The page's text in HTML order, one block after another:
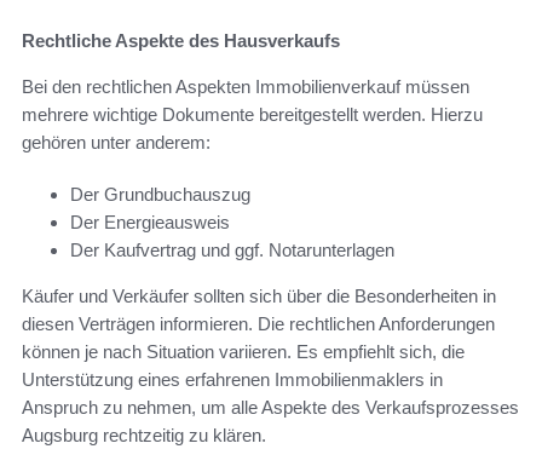
Rechtliche Aspekte des Hausverkaufs
Bei den rechtlichen Aspekten Immobilienverkauf müssen
mehrere wichtige Dokumente bereitgestellt werden. Hierzu
gehören unter anderem:
Der Grundbuchauszug
Der Energieausweis
Der Kaufvertrag und ggf. Notarunterlagen
Käufer und Verkäufer sollten sich über die Besonderheiten in
diesen Verträgen informieren. Die rechtlichen Anforderungen
können je nach Situation variieren. Es empfiehlt sich, die
Unterstützung eines erfahrenen Immobilienmaklers in
Anspruch zu nehmen, um alle Aspekte des Verkaufsprozesses
Augsburg rechtzeitig zu klären.